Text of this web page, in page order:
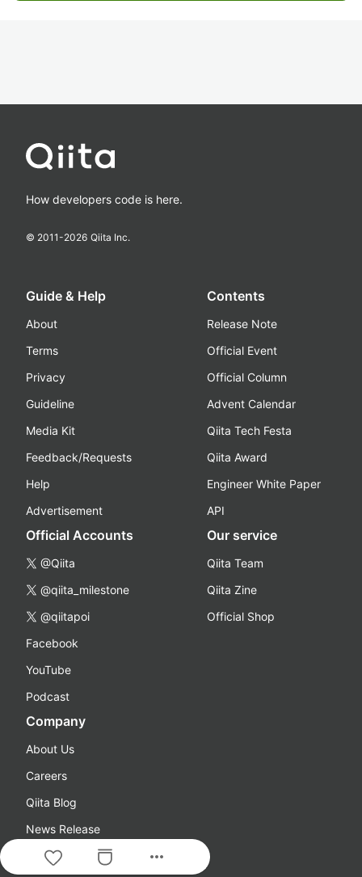
more_horiz
How developers code is here.
© 2011-2026 Qiita Inc.
Guide & Help
About
Terms
Privacy
Guideline
Media Kit
Feedback/Requests
Help
Advertisement
Contents
Release Note
Official Event
Official Column
Advent Calendar
Qiita Tech Festa
Qiita Award
Engineer White Paper
API
Official Accounts
@Qiita
@qiita_milestone
@qiitapoi
Facebook
YouTube
Podcast
Our service
Qiita Team
Qiita Zine
Official Shop
Company
About Us
Careers
Qiita Blog
News Release